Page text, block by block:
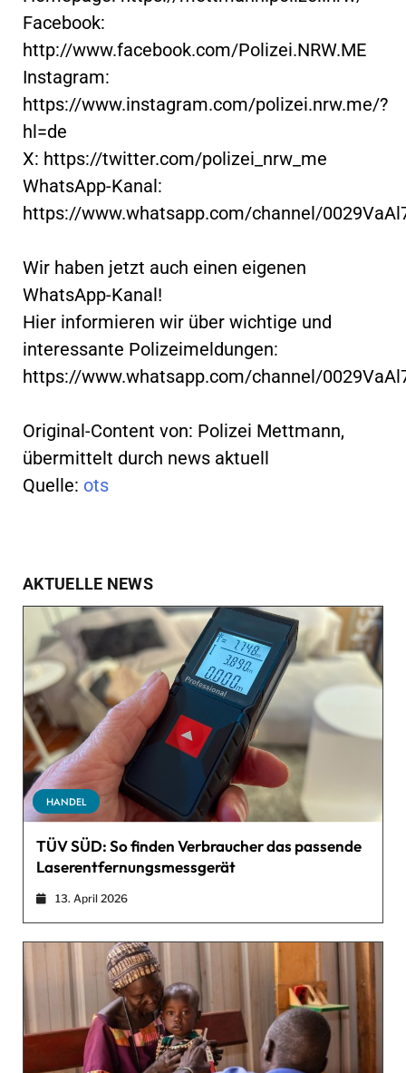
Facebook:
http://www.facebook.com/Polizei.NRW.ME
Instagram:
https://www.instagram.com/polizei.nrw.me/?
hl=de
X: https://twitter.com/polizei_nrw_me
WhatsApp-Kanal:
https://www.whatsapp.com/channel/
Wir haben jetzt auch einen eigenen
WhatsApp-Kanal!
Hier informieren wir über wichtige und
interessante Polizeimeldungen:
https://www.whatsapp.com/channel/
Original-Content von: Polizei Mettmann,
übermittelt durch news aktuell
Quelle: ots
AKTUELLE NEWS
HANDEL
TÜV SÜD: So finden Verbraucher das passende
Laserentfernungsmessgerät
13. April 2026